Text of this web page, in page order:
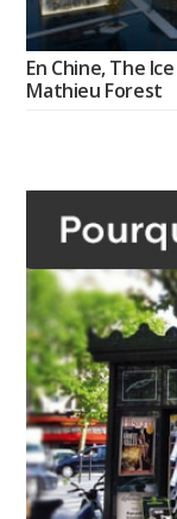
En Chine, The
Mathieu Forest